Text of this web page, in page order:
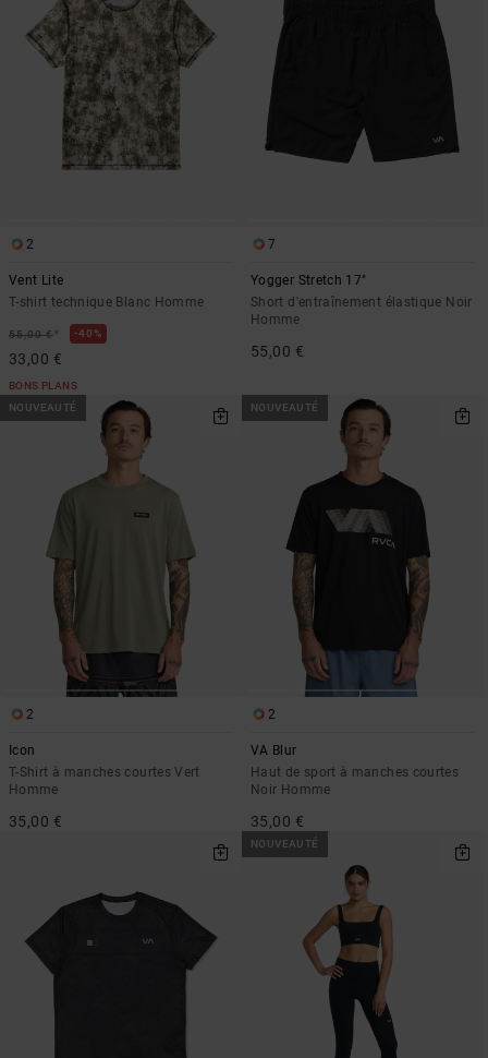
2
Vent Lite
T-shirt technique Blanc Homme
55,00 €* 40%
33,00 €
BONS PLANS
7
Yogger Stretch 17"
Short d'entraînement élastique Noir
Homme
55,00 €
NOUVEAUTÉ
2
Icon
T-Shirt à manches courtes Vert
Homme
35,00 €
NOUVEAUTÉ
2
VA Blur
Haut de sport à manches courtes
Noir Homme
35,00 €
NOUVEAUTÉ